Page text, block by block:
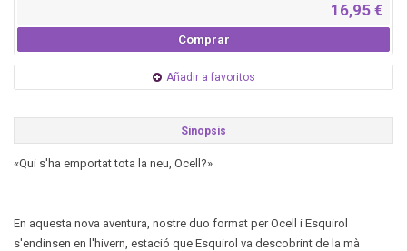
16,95 €
Comprar
Añadir a favoritos
Sinopsis
«Qui s'ha emportat tota la neu, Ocell?»
En aquesta nova aventura, nostre duo format per Ocell i Esquirol
s'endinsen en l'hivern, estació que Esquirol va descobrint de la mà